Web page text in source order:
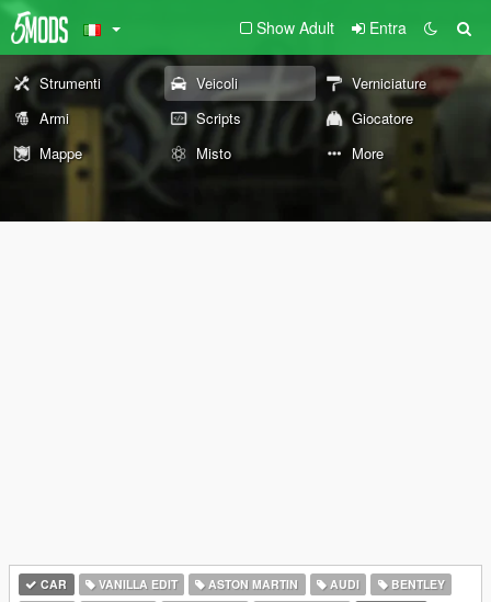
Show Adult Entra
Strumenti Veicoli
Verniciature
Armi
Scripts
Giocatore
Mappe
Misto More
CAR VANILLA EDIT ASTON MARTIN AUDI
BENTLEY